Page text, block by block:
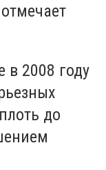
в 2008 году
до